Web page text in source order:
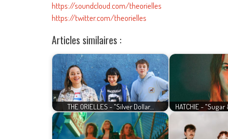
https://soundcloud.com/theorielles
https://twitter.com/theorielles
Articles similaires :
THE ORIELLES - "Silver Dollar… HATCHIE -